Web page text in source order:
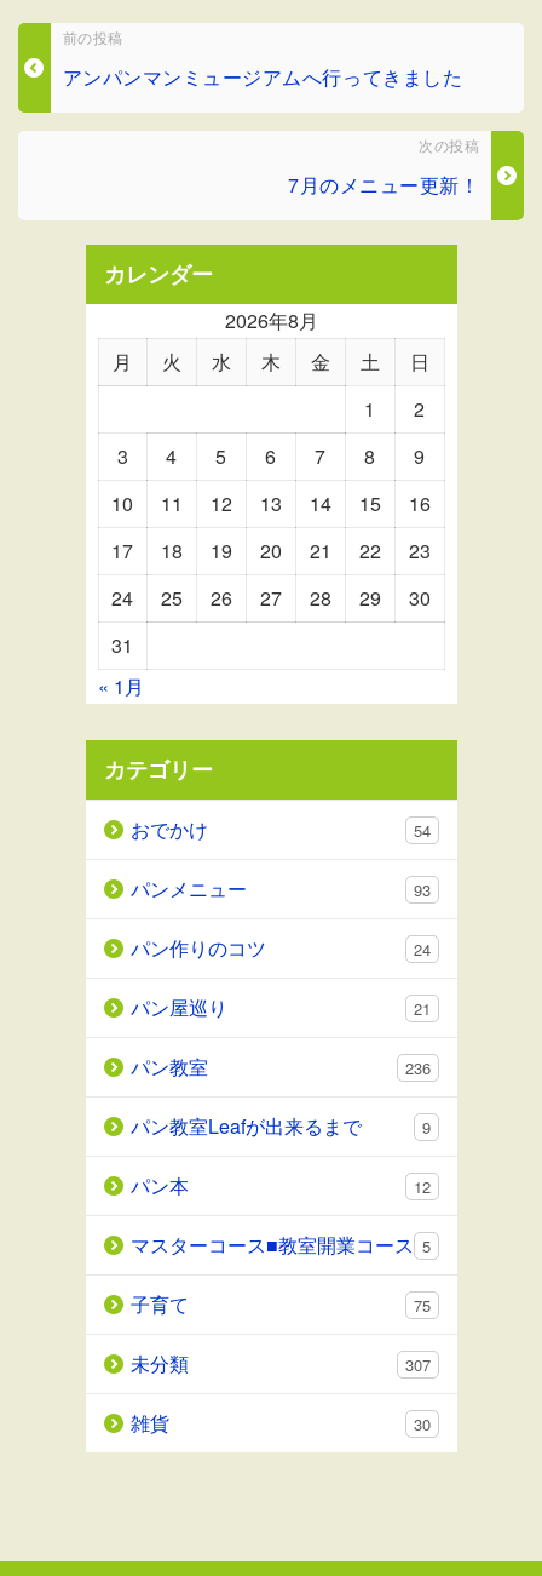
前の投稿
アンパンマンミュージアムへ行ってきました
次の投稿
7月のメニュー更新！
カレンダー
2026年8月
月
火 水 木 金 土
日
1
2
3
4 5 6 7 8
9
10
11 12 13 14 15
16
17
18 19 20 21 22
23
24
25 26 27 28 29
30
31
« 1月
カテゴリー
おでかけ 54
パンメニュー 93
パン作りのコツ 24
パン屋巡り 21
パン教室 236
パン教室Leafが出来るまで 9
パン本 12
マスターコース■教室開業コース 5
子育て 75
未分類 307
雑貨 30